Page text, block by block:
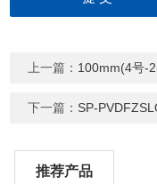
上一篇： 100mm(4号-
下一篇： SP-PVDFZSLQ-
推荐产品